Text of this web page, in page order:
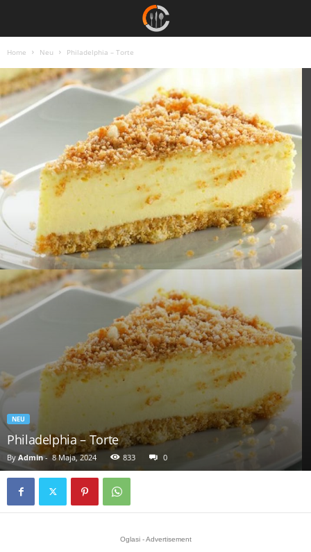
Home Neu Philadelphia – Torte
NEU
Philadelphia – Torte
By Admin- 8 Maja, 2024 833 0
Oglasi - Advertisement